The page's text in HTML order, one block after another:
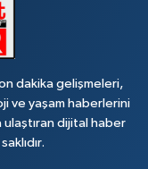
dakika gelişmeleri,
ve yaşam haberlerini
ulaştıran dijital haber